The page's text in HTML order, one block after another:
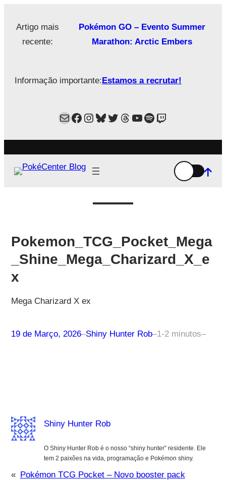
paraArtigo mais
recente:
Pokémon GO – Evento Summer
Marathon: Arctic Embers
Informação importante:Estamos a recrutar!
MailFacebook
Instagram
Bluesky
Twitter
Estamos no Threads!
YouTube
Spotify
Twitch
Pokemon_TCG_Pocket_Mega
_Shine_Mega_Charizard_X_e
x
Mega Charizard X ex
19 de Março, 2026–Shiny Hunter Rob–1-2 minutos–
Shiny Hunter Rob
O Shiny Hunter Rob é o nosso “shiny hunter” residente. Ele
tem 2 paixões na vida, programação e Pokémon shiny.
« Pokémon TCG Pocket – Novo booster pack